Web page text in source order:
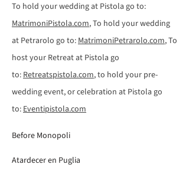
To hold your wedding at Pistola go to:
MatrimoniPistola.com, To hold your wedding
at Petrarolo go to:MatrimoniPetrarolo.com, To
host your Retreat at Pistola go
to:Retreatspistola.com, to hold your pre-
wedding event, or celebration at Pistola go
to:Eventipistola.com
Before Monopoli
Atardecer en Puglia